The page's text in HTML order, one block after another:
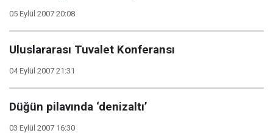
05 Eylül 2007 20:08
Uluslararası Tuvalet Konferansı
04 Eylül 2007 21:31
Düğün pilavında ‘denizaltı’
03 Eylül 2007 16:30